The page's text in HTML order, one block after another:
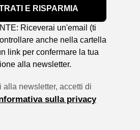
E RISPARMIA
Riceverai un'email (ti
anche nella cartella
link per confermare la tua
alla newsletter.
alla newsletter, accetti di
sulla privacy